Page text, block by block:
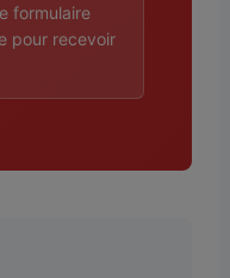
formulaire
pour recevoir